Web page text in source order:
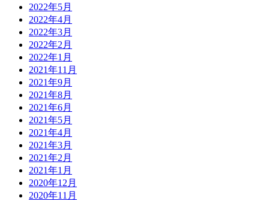
2022年5月
2022年4月
2022年3月
2022年2月
2022年1月
2021年11月
2021年9月
2021年8月
2021年6月
2021年5月
2021年4月
2021年3月
2021年2月
2021年1月
2020年12月
2020年11月